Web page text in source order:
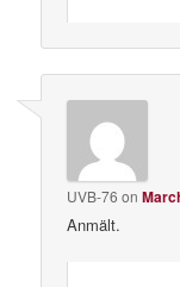
UVB-76 on
Anmält.